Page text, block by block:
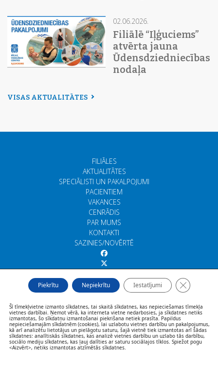
02.06.2026.
Filiālē “Iļģuciems”
atvērta jauna
Ūdensdziedniecības
nodaļa
VISAS AKTUALITĀTES
FILIĀLES
AKTUALITĀTES
SPECIĀLISTI UN PAKALPOJUMI
PACIENTIEM
VAKANCES
CENRĀDIS
PAR MUMS
KONTAKTI
SAZINIES/NOVĒRTĒ
Šī tīmekļvietne izmanto sīkdatnes, tai skaitā sīkdatnes, kas nepieciešamas tīmekļa
vietnes darbībai. Ņemot vērā, ka interneta vietne nedarbosies, ja sīkdatnes netiks
izmantotas, šo sīkdatņu izmantošanai piekrišana netiek prasīta. Papildus
nepieciešamajām sīkdatnēm (cookies), lai uzlabotu vietnes darbību un pakalpojumus,
kā arī analizētu lietotājus un pielāgotu saturu, šajā vietnē tiek izmantotas arī šādas
sīkdatnes: analītiskās sīkdatnes, kas analizē vietnes darbību un uzlabo tās darbību,
sociālo mediju sīkdatnes, kas ļauj dalīties ar saturu sociālajos tīklos. Spiežot pogu
<Aizvērt>, netiks izmantotas atzīmētās sīkdatnes.
Piekrītu Nepiekrītu Iestatījumi Close